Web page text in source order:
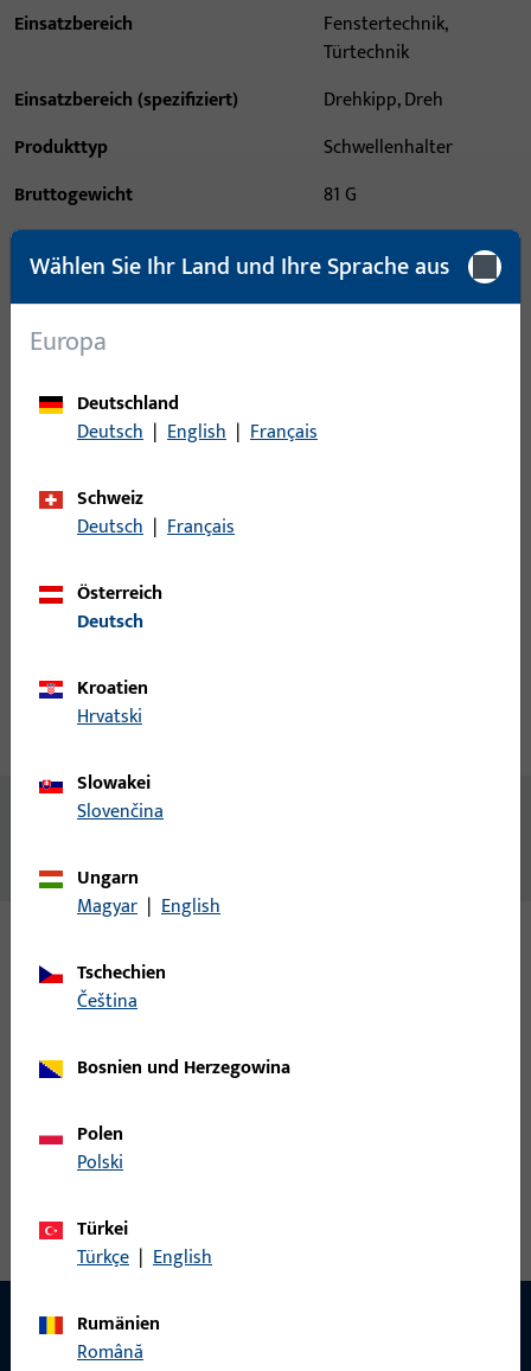
Einsatzbereich
Fenstertechnik,
Türtechnik
Einsatzbereich (spezifiziert)
Drehkipp, Dreh
Produkttyp
Schwellenhalter
Bruttogewicht
81 G
Verpackungseinheit
5 PAA
Bitte melden Sie sich mit Ihren Kundendaten an um eine
Login
Inhalt
Varianten
Wählen Sie Ihr Land und Ihre Sprache aus
Europa
Deutschland
Deutsch | English | Français
Schweiz
Deutsch | Français
Österreich
Deutsch
Kroatien
Hrvatski
Slowakei
Slovenčina
Ungarn
Magyar | English
Tschechien
čeština
Bosnien und Herzegowina
Polen
Polski
Türkei
Türkçe | English
Rumänien
Română